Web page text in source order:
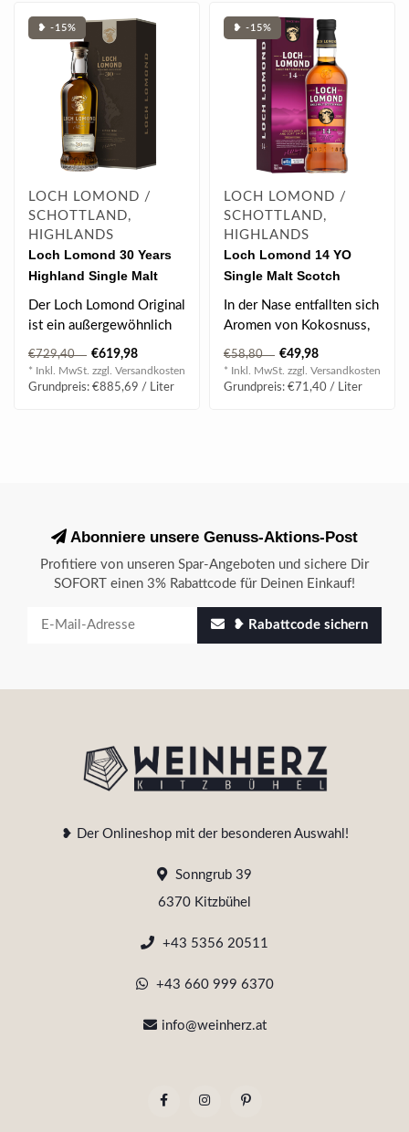
❥ -15%
LOCH LOMOND /
SCHOTTLAND,
HIGHLANDS
Loch Lomond 30 Years
Highland Single Malt
Whisky 0.7 l 47% vol
Der Loch Lomond Original
ist ein außergewöhnlich
weicher, vollmundiger und
lei..
€729,40 €619,98
* Inkl. MwSt. zzgl. Versandkosten
Grundpreis: €885,69 / Liter
❥ -15%
LOCH LOMOND /
SCHOTTLAND,
HIGHLANDS
Loch Lomond 14 YO
Single Malt Scotch
Whisky in GB 0.7 l 46%
vol
In der Nase entfallten sich
Aromen von Kokosnuss,
grüner Apfel und Birne,
Zimt ..
€58,80 €49,98
* Inkl. MwSt. zzgl. Versandkosten
Grundpreis: €71,40 / Liter
Abonniere unsere Genuss-Aktions-Post
Profitiere von unseren Spar-Angeboten und sichere Dir
SOFORT einen 3% Rabattcode für Deinen Einkauf!
❥ Rabattcode sichern
❥ Der Onlineshop mit der besonderen Auswahl!
Sonngrub 39
6370 Kitzbühel
+43 5356 20511
+43 660 999 6370
info@weinherz.at